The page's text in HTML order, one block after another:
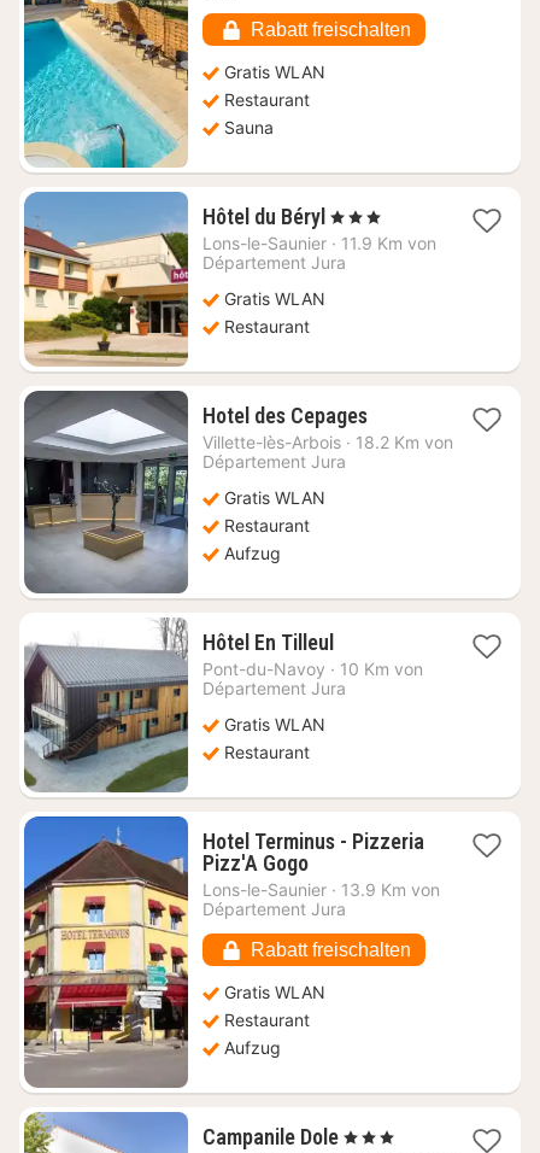
€
Rabatt freischalten
Gratis WLAN
Restaurant
Sauna
Hôtel du Béryl 1
Nacht
ab
, 3 Sterne
Lons-le-Saunier · 11.9 Km von
Département Jura
Gratis WLAN
Restaurant
Hotel des Cepages1
Nacht
Villette-lès-Arbois · 18.2 Km von
Département Jura
Gratis WLAN
Restaurant
Aufzug
Hôtel En Tilleul1
Nacht
ab
Pont-du-Navoy · 10 Km von
Département Jura
Gratis WLAN
Restaurant
Hotel Terminus - Pizzeria
Pizz'A Gogo1
Nacht
ab
€
Lons-le-Saunier · 13.9 Km von
Département Jura
Rabatt freischalten
Gratis WLAN
Restaurant
Aufzug
Campanile Dole1
, 3 Sterne